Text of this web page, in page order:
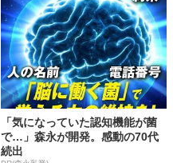
「気になっていた認知機能が菌
で…」森永が開発。感動の70代
続出